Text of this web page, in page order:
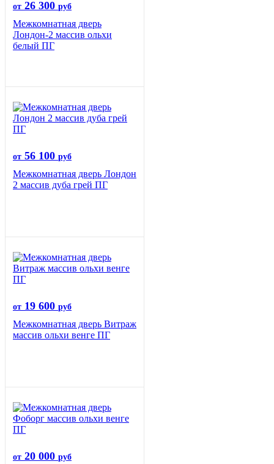
от 26 300 руб
Межкомнатная дверь
Лондон-2 массив ольхи
белый ПГ
от 56 100 руб
Межкомнатная дверь Лондон
2 массив дуба грей ПГ
от 19 600 руб
Межкомнатная дверь Витраж
массив ольхи венге ПГ
от 20 000 руб